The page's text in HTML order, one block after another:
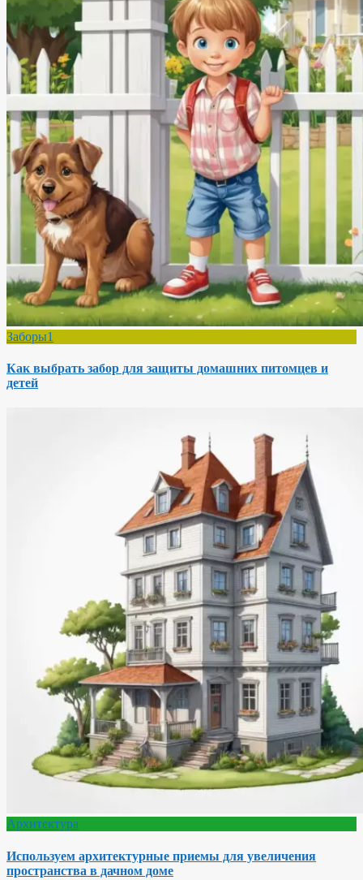
Заборы1
Как выбрать забор для защиты домашних питомцев и
детей
Архитектура
Используем архитектурные приемы для увеличения
пространства в дачном доме